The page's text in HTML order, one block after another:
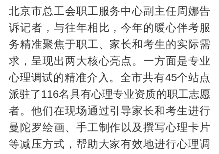
北京市总工会职工服务中心副主任周娜告
诉记者，与往年相比，今年的暖心伴考服
务精准聚焦于职工、家长和考生的实际需
求，呈现出两大核心亮点。一方面是专业
心理调试的精准介入。全市共有45个站点
派驻了116名具有心理专业资质的职工志愿
者。他们在现场通过引导家长和考生进行
曼陀罗绘画、手工制作以及撰写心理卡片
等减压方式，帮助大家有效地进行心理调